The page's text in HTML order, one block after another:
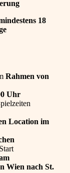
18
Rahmen von
Uhr
Location im
Wien nach St.